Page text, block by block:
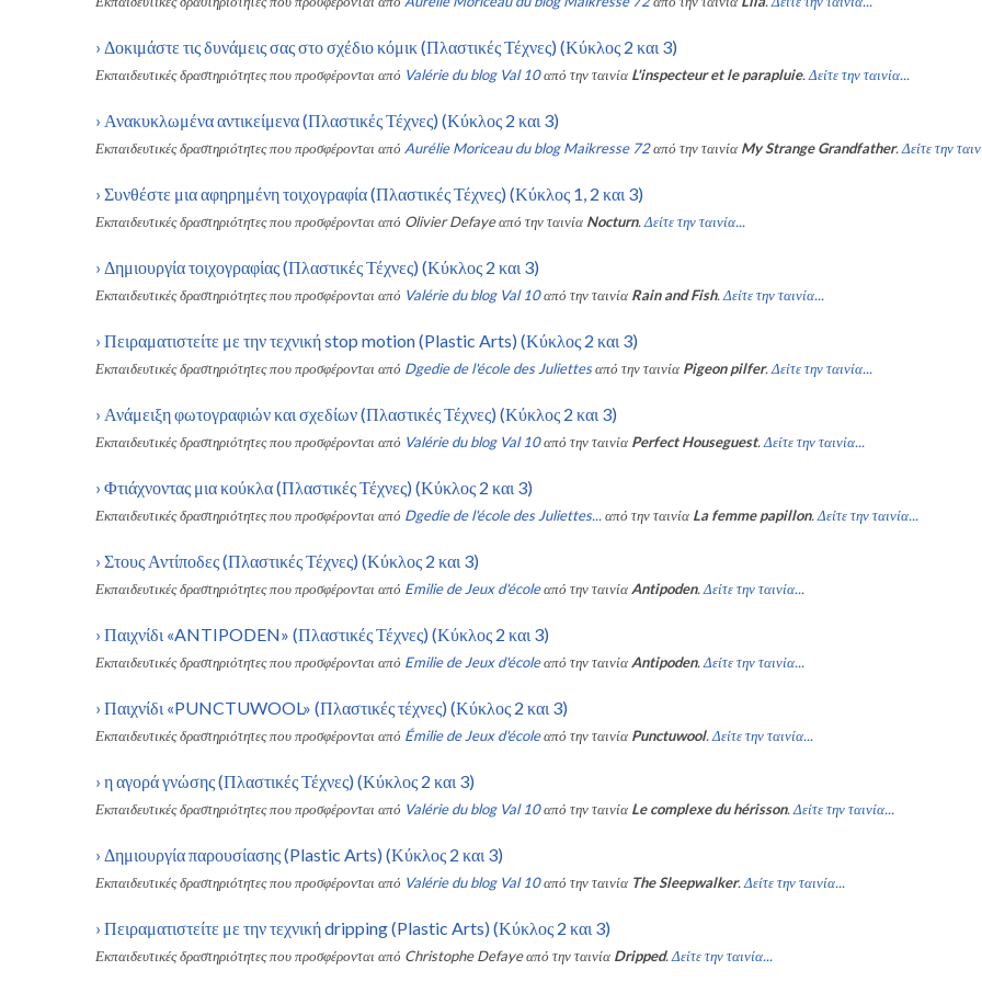
› Δοκιμάστε τις δυνάμεις σας στο σχέδιο κόμικ (Πλαστικές Τέχνες) (Κύκλος 2 και 3)
Εκπαιδευτικές δραστηριότητες που προσφέρονται από Valérie du blog Val 10από την ταινία L'inspecteur et le parapluie. Δείτε την ταινία...
› Ανακυκλωμένα αντικείμενα (Πλαστικές Τέχνες) (Κύκλος 2 και 3)
Εκπαιδευτικές δραστηριότητες που προσφέρονται από Aurélie Moriceau du blog Maikresse 72από την ταινία My Strange Grandfather. Δείτε την
› Συνθέστε μια αφηρημένη τοιχογραφία (Πλαστικές Τέχνες) (Κύκλος 1, 2 και 3)
Εκπαιδευτικές δραστηριότητες που προσφέρονται από Olivier Defayeαπό την ταινία Nocturn. Δείτε την ταινία...
› Δημιουργία τοιχογραφίας (Πλαστικές Τέχνες) (Κύκλος 2 και 3)
Εκπαιδευτικές δραστηριότητες που προσφέρονται από Valérie du blog Val 10από την ταινία Rain and Fish. Δείτε την ταινία...
› Πειραματιστείτε με την τεχνική stop motion (Plastic Arts) (Κύκλος 2 και 3)
Εκπαιδευτικές δραστηριότητες που προσφέρονται από Dgedie de l'école des Juliettesαπό την ταινία Pigeon pilfer. Δείτε την ταινία...
› Ανάμειξη φωτογραφιών και σχεδίων (Πλαστικές Τέχνες) (Κύκλος 2 και 3)
Εκπαιδευτικές δραστηριότητες που προσφέρονται από Valérie du blog Val 10από την ταινία Perfect Houseguest. Δείτε την ταινία...
› Φτιάχνοντας μια κούκλα (Πλαστικές Τέχνες) (Κύκλος 2 και 3)
Εκπαιδευτικές δραστηριότητες που προσφέρονται από Dgedie de l'école des Juliettes...από την ταινία La femme papillon. Δείτε την ταινία...
› Στους Αντίποδες (Πλαστικές Τέχνες) (Κύκλος 2 και 3)
Εκπαιδευτικές δραστηριότητες που προσφέρονται από Emilie de Jeux d'écoleαπό την ταινία Antipoden. Δείτε την ταινία...
› Παιχνίδι «ANTIPODEN» (Πλαστικές Τέχνες) (Κύκλος 2 και 3)
Εκπαιδευτικές δραστηριότητες που προσφέρονται από Emilie de Jeux d'écoleαπό την ταινία Antipoden. Δείτε την ταινία...
› Παιχνίδι «PUNCTUWOOL» (Πλαστικές τέχνες) (Κύκλος 2 και 3)
Εκπαιδευτικές δραστηριότητες που προσφέρονται από Émilie de Jeux d'écoleαπό την ταινία Punctuwool. Δείτε την ταινία...
› η αγορά γνώσης (Πλαστικές Τέχνες) (Κύκλος 2 και 3)
Εκπαιδευτικές δραστηριότητες που προσφέρονται από Valérie du blog Val 10από την ταινία Le complexe du hérisson. Δείτε την ταινία...
› Δημιουργία παρουσίασης (Plastic Arts) (Κύκλος 2 και 3)
Εκπαιδευτικές δραστηριότητες που προσφέρονται από Valérie du blog Val 10από την ταινία The Sleepwalker. Δείτε την ταινία...
› Πειραματιστείτε με την τεχνική dripping (Plastic Arts) (Κύκλος 2 και 3)
Εκπαιδευτικές δραστηριότητες που προσφέρονται από Christophe Defayeαπό την ταινία Dripped. Δείτε την ταινία...